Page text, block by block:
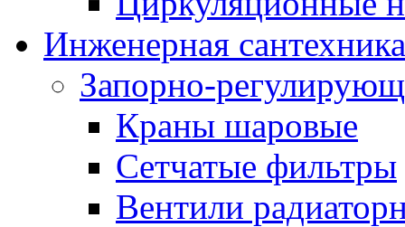
Инженерная сантехника
Запорно-
Краны шаровые
Сетчатые фильтры
Вентили